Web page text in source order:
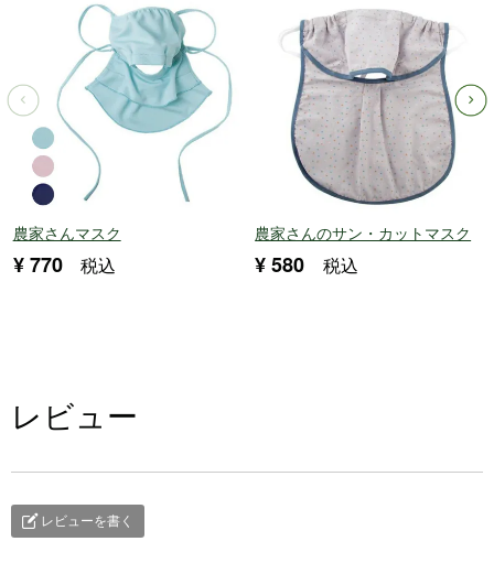
農家さんマスク
¥ 770 税込
農家さんのサン・カットマスク
¥580 税込
レビュー
レビューを書く